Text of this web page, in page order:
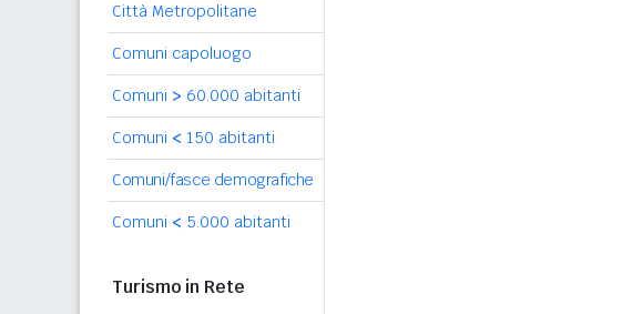
Città Metropolitane
Comuni capoluogo
Comuni > 60.000 abitanti
Comuni < 150 abitanti
Comuni/fasce demografiche
Comuni < 5.000 abitanti
Turismo in Rete